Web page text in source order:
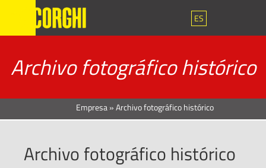
ES
Archivo fotográfico histórico
Empresa»Archivo fotográfico histórico
Archivo fotográfico histórico